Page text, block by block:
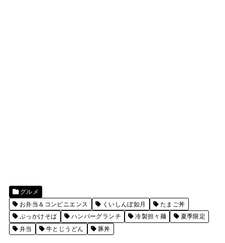
グルメ
お弁当＆コンビニエンス
くいしんぼ如月
たまご丼
ぶっかけそば
ハンバーグランチ 冷製担々麺
夏季限定
弁当
牛とじうどん 豚丼